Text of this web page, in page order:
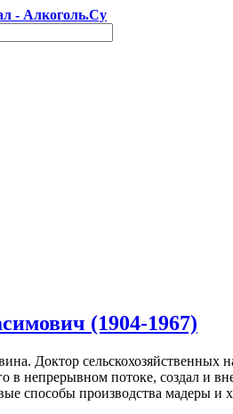
- Алкоголь.Су
(1904-1967)
Доктор
в непрерывном потоке, создал и
способы производства мадеры